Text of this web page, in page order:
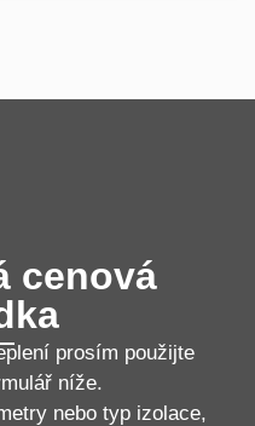
cenová
prosím použijte
níže.
nebo typ izolace,